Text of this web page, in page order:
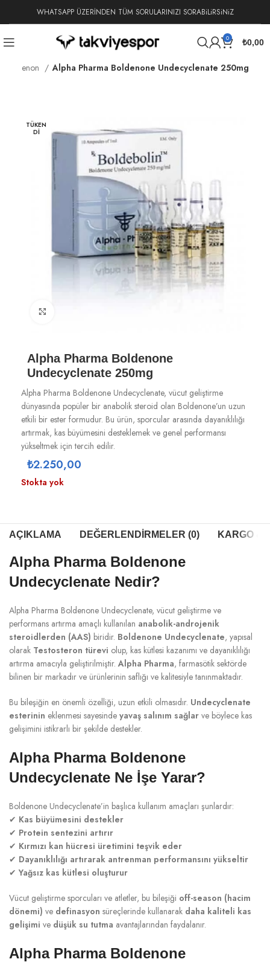
WHATSAPP ÜZERİNDEN TÜM SORULARINIZI SORABiLiRSiNiZ
0 ₺0,00
Boldenon Alpha Pharma Boldenone Undecyclenate 250mg
TÜKEN
DI
Alpha Pharma Boldenone
Undecyclenate 250mg
Alpha Pharma Boldenone Undecyclenate, vücut geliştirme
dünyasında popüler bir anabolik steroid olan Boldenone’un uzun
etkili bir ester formudur. Bu ürün, sporcular arasında dayanıklılığı
artırmak, kas büyümesini desteklemek ve genel performansı
yükseltmek için tercih edilir.
₺2.250,00
Stokta yok
AÇIKLAMA DEĞERLENDIRMELER (0) KARGO &
Alpha Pharma Boldenone
Undecyclenate Nedir?
Alpha Pharma Boldenone Undecyclenate, vücut geliştirme ve
performans artırma amaçlı kullanılan anabolik-androjenik
steroidlerden (AAS) biridir. Boldenone Undecyclenate, yapısal
olarak Testosteron türevi olup, kas kütlesi kazanımı ve dayanıklılığı
artırma amacıyla geliştirilmiştir.Alpha Pharma, farmasötik sektörde
bilinen bir markadır ve ürünlerinin saflığı ve kalitesiyle tanınmaktadır.
Bu bileşiğin en önemli özelliği, uzun etkili olmasıdır. Undecyclenate
esterinin eklenmesi sayesinde yavaş salınım sağlar ve böylece kas
gelişimini istikrarlı bir şekilde destekler.
Alpha Pharma Boldenone
Undecyclenate Ne İşe Yarar?
Boldenone Undecyclenate’in başlıca kullanım amaçları şunlardır:
✔ Kas büyümesini destekler
✔ Protein sentezini artırır
✔ Kırmızı kan hücresi üretimini teşvik eder
✔ Dayanıklılığı artırarak antrenman performansını yükseltir
✔ Yağsız kas kütlesi oluşturur
Vücut geliştirme sporcuları ve atletler, bu bileşiği off-season (hacim
dönemi) ve definasyon süreçlerinde kullanarak daha kaliteli kas
gelişimi ve düşük su tutma avantajlarından faydalanır.
Alpha Pharma Boldenone